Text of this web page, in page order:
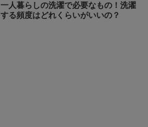
一人暮らしの洗濯で必要なもの！洗濯
する頻度はどれくらいがいいの？